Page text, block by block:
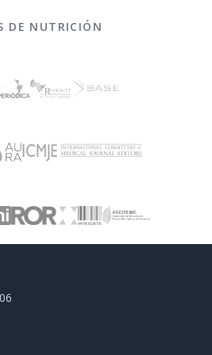
DE NUTRICIÓN